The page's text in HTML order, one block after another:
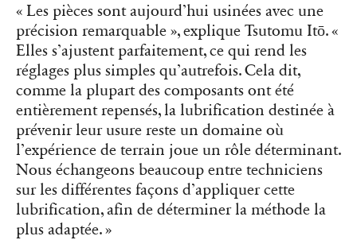
« Les pièces sont aujourd’hui usinées avec une
précision remarquable », explique Tsutomu Itō. «
Elles s’ajustent parfaitement, ce qui rend les
réglages plus simples qu’autrefois. Cela dit,
comme la plupart des composants ont été
entièrement repensés, la lubrification destinée à
prévenir leur usure reste un domaine où
l’expérience de terrain joue un rôle déterminant.
Nous échangeons beaucoup entre techniciens
sur les différentes façons d’appliquer cette
lubrification, afin de déterminer la méthode la
plus adaptée. »